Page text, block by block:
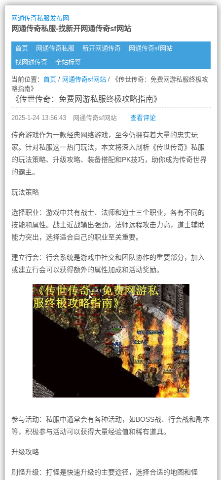
网通传奇私服发布网
网通传奇私服-找新开网通传奇sf网站
首页 网通传奇私服 新开网通传奇
网通传奇sf网站
找网通传奇
全站标签
当前位置： 首页/ 网通传奇sf网站/ 《传世传奇：免费网游私服终极攻
略指南》
《传世传奇：免费网游私服终极攻略指南》
2025-1-24 13:56:43 网通传奇sf网站 查看评论
传奇游戏作为一款经典网络游戏，至今仍拥有着大量的忠实玩
家。针对私服这一热门玩法，本文将深入剖析《传世传奇》私服
的玩法策略、升级攻略、装备搭配和PK技巧，助你成为传奇世界
的霸主。
玩法策略
选择职业：游戏中共有战士、法师和道士三个职业，各有不同的
技能和属性。战士近战输出强劲，法师远程攻击力高，道士辅助
能力突出，选择适合自己的职业至关重要。
建立行会：行会系统是游戏中社交和团队协作的重要部分，加入
或建立行会可以获得额外的属性加成和活动奖励。
参与活动：私服中通常会有各种活动，如BOSS战、行会战和副本
等，积极参与活动可以获得大量经验值和稀有道具。
升级攻略
刷怪升级：打怪是快速升级的主要途径，选择合适的地图和怪